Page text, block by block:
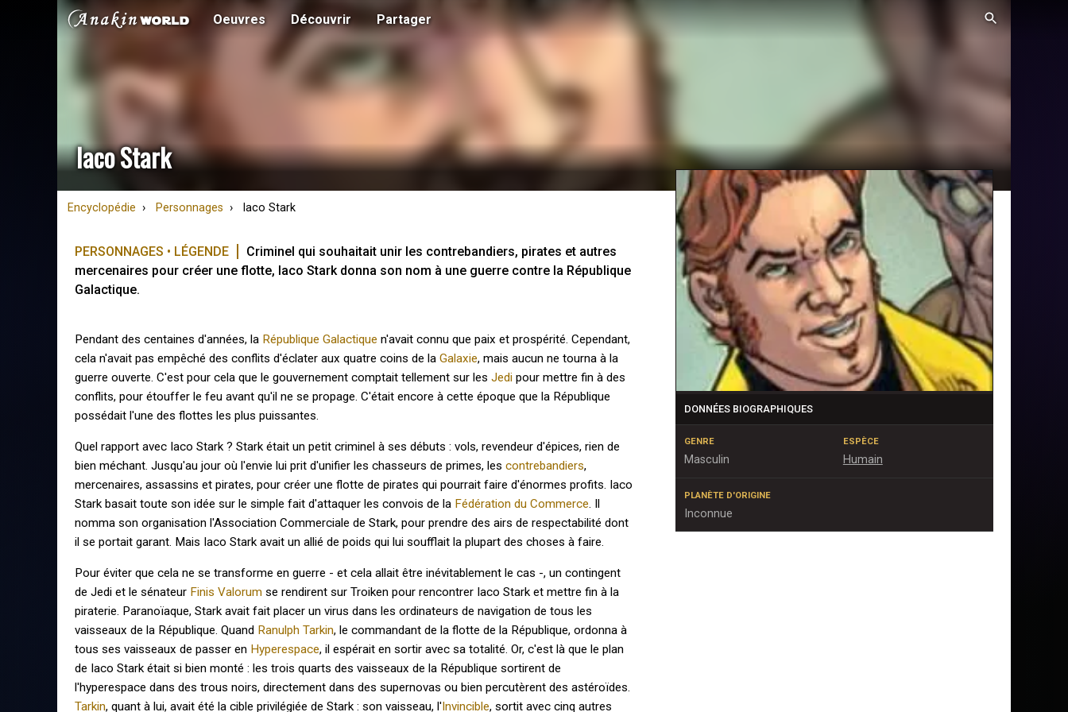
Oeuvres Découvrir Partager
Iaco Stark
Encyclopédie Personnages Iaco Stark
DONNÉES BIOGRAPHIQUES
GENRE
Masculin
ESPÈCE
Humain
PLANÈTE D'ORIGINE
Inconnue
PERSONNAGES • LÉGENDE
Criminel qui souhaitait unir les contrebandiers, pirates et autres
mercenaires pour créer une flotte, Iaco Stark donna son nom à une guerre contre la République
Galactique.
Pendant des centaines d'années, la République Galactique n'avait connu que paix et prospérité. Cependant,
cela n'avait pas empêché des conflits d'éclater aux quatre coins de laGalaxie, mais aucun ne tourna à la
guerre ouverte. C'est pour cela que le gouvernement comptait tellement sur lesJedi pour mettre fin à des
conflits, pour étouffer le feu avant qu'il ne se propage. C'était encore à cette époque que la République
possédait l'une des flottes les plus puissantes.
Quel rapport avec Iaco Stark ? Stark était un petit criminel à ses débuts : vols, revendeur d'épices, rien de
bien méchant. Jusqu'au jour où l'envie lui prit d'unifier les chasseurs de primes, lescontrebandiers,
mercenaires, assassins et pirates, pour créer une flotte de pirates qui pourrait faire d'énormes profits. Iaco
Stark basait toute son idée sur le simple fait d'attaquer les convois de la Fédération du Commerce. Il
nomma son organisation l'Association Commerciale de Stark, pour prendre des airs de respectabilité dont
il se portait garant. Mais Iaco Stark avait un allié de poids qui lui soufflait la plupart des choses à faire.
Pour éviter que cela ne se transforme en guerre - et cela allait être inévitablement le cas -, un contingent
de Jedi et le sénateur Finis Valorum se rendirent sur Troiken pour rencontrer Iaco Stark et mettre fin à la
piraterie. Paranoïaque, Stark avait fait placer un virus dans les ordinateurs de navigation de tous les
vaisseaux de la République. Quand Ranulph Tarkin, le commandant de la flotte de la République, ordonna à
tous ses vaisseaux de passer en Hyperespace, il espérait en sortir avec sa totalité. Or, c'est là que le plan
de Iaco Stark était si bien monté : les trois quarts des vaisseaux de la République sortirent de
l'hyperespace dans des trous noirs, directement dans des supernovas ou bien percutèrent des astéroïdes.
Tarkin, quant à lui, avait été la cible privilégiée de Stark : son vaisseau, l'Invincible, sortit avec cinq autres